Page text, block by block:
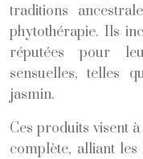
traditions
phytothérapie. Ils
réputées pour
sensuelles, telles
jasmin.
Ces produits visent
complète, alliant